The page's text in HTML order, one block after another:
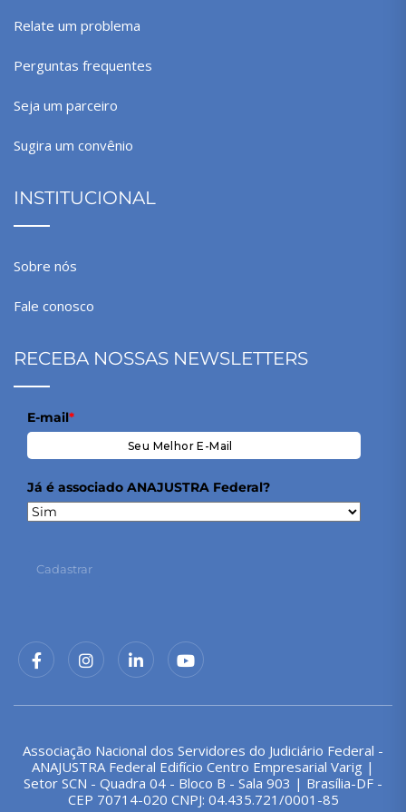
Relate um problema
Perguntas frequentes
Seja um parceiro
Sugira um convênio
INSTITUCIONAL
Sobre nós
Fale conosco
RECEBA NOSSAS NEWSLETTERS
E-mail*
Já é associado ANAJUSTRA Federal?
Cadastrar
Associação Nacional dos Servidores do Judiciário Federal -
ANAJUSTRA Federal Edifício Centro Empresarial Varig |
Setor SCN - Quadra 04 - Bloco B - Sala 903 | Brasília-DF -
CEP 70714-020 CNPJ: 04.435.721/0001-85